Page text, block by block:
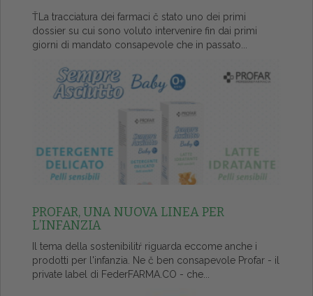
ŤLa tracciatura dei farmaci č stato uno dei primi
dossier su cui sono voluto intervenire fin dai primi
giorni di mandato consapevole che in passato...
PROFAR, UNA NUOVA LINEA PER
L’INFANZIA
Il tema della sostenibilitŕ riguarda eccome anche i
prodotti per l'infanzia. Ne č ben consapevole Profar - il
private label di FederFARMA.CO - che...